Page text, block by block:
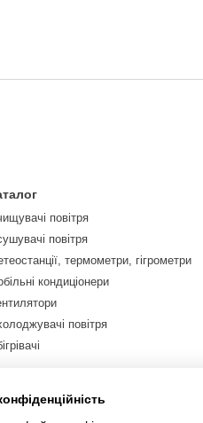
повітря
повітря
термометри, гігрометри
кондиціонери
повітря